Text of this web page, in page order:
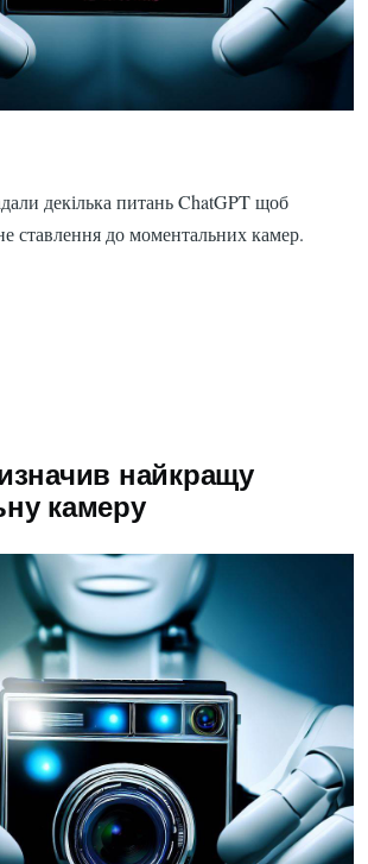
декілька питань ChatGPT щоб
ставлення до моментальних камер.
найкращу
камеру